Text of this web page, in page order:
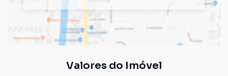
Valores do Imóvel